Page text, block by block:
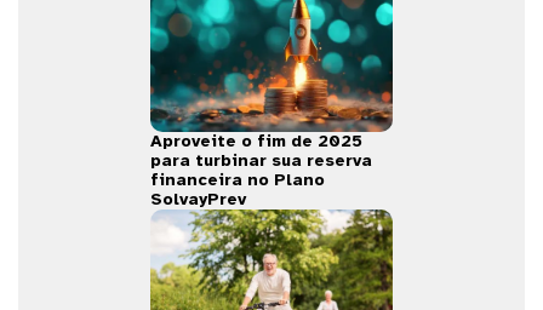
Aproveite o fim de 2025
para turbinar sua reserva
financeira no Plano
SolvayPrev